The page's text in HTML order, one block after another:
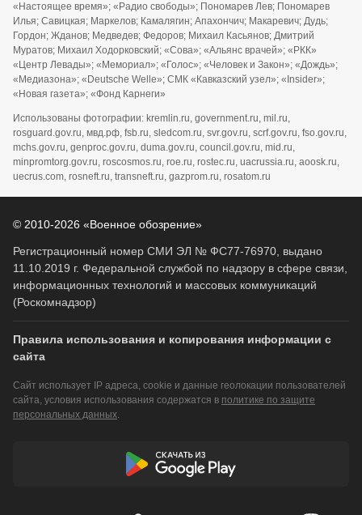
«Настоящее время»; «Радио свободы»; Пономарев Лев; Пономарев
Илья; Савицкая; Маркелов; Камалягин; Апахончич; Макаревич; Дудь;
Гордон; Жданов; Медведев; Федоров; Михаил Касьянов; Дмитрий
Муратов; Михаил Ходорковский; «Сова»; «Альянс врачей»; «РКК»
«Центр Левады»; «Мемориал»; «Голос»; «Человек и Закон»; «Дождь»;
«Медиазона»; «Deutsche Welle»; СМК «Кавказский узел»; «Insider»;
«Новая газета»; «Фонд Карнеги»
Использованы фотографии: kremlin.ru, government.ru, mil.ru,
rosguard.gov.ru, мвд.рф, fsb.ru, sledcom.ru, svr.gov.ru, scrf.gov.ru, fso.gov.ru,
mchs.gov.ru, genproc.gov.ru, duma.gov.ru, council.gov.ru, mid.ru,
minpromtorg.gov.ru, roscosmos.ru, roe.ru, rostec.ru, uacrussia.ru, aoosk.ru,
uecrus.com, rosneft.ru, transneft.ru, gazprom.ru, rosatom.ru
© 2010-2026 «Военное обозрение»
Регистрационный номер СМИ ЭЛ № ФС77-76970, выдано
11.10.2019 г. Федеральной службой по надзору в сфере связи,
информационных технологий и массовых коммуникаций
(Роскомнадзор)
Правила использования и копирования информации с
сайта
Сайт использует IP адреса, cookie и данные геолокации пользователей
сайта, условия использования содержатся в политике по защите
персональных данных.